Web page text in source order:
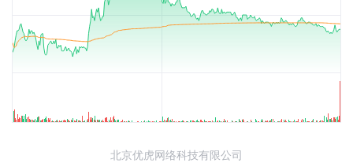
北京优虎网络科技有限公司